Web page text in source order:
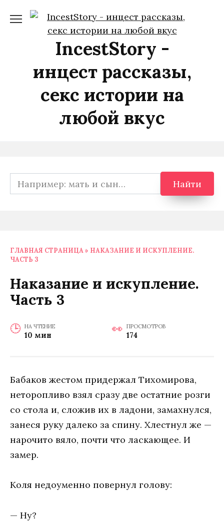
содержанию
IncestStory -
инцест рассказы,
секс истории на
любой вкус
Search
for:
Найти
ГЛАВНАЯ СТРАНИЦА » НАКАЗАНИЕ И ИСКУПЛЕНИЕ.
ЧАСТЬ 3
Наказание и искупление.
Часть 3
НА ЧТЕНИЕ
10 мин
ПРОСМОТРОВ
174
Бабаков жестом придержал Тихомирова,
неторопливо взял сразу две остатние розги
со стола и, сложив их в ладони, замахнулся,
занеся руку далеко за спину. Хлестнул же —
нарочито вяло, почти что ласкающее. И
замер.
Коля недоуменно повернул голову:
— Ну?